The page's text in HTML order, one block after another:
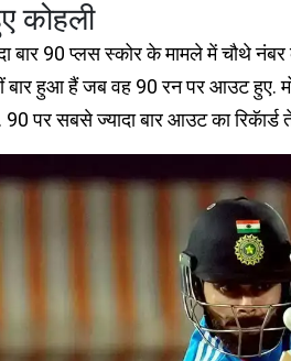
कोहली
बार 90 प्‍लस स्‍कोर के मामले में चौथे
बार हुआ हैं जब वह 90 रन पर आउट हुए.
पर सबसे ज्‍यादा बार आउट का